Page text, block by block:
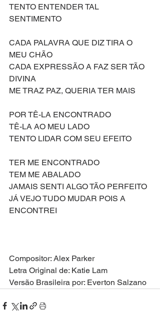
TENTO ENTENDER TAL
SENTIMENTO
CADA PALAVRA QUE DIZ TIRA O
MEU CHÃO
CADA EXPRESSÃO A FAZ SER TÃO
DIVINA
ME TRAZ PAZ, QUERIA TER MAIS
POR TÊ-LA ENCONTRADO
TÊ-LA AO MEU LADO
TENTO LIDAR COM SEU EFEITO
TER ME ENCONTRADO
TEM ME ABALADO
JAMAIS SENTI ALGO TÃO PERFEITO
JÁ VEJO TUDO MUDAR POIS A
ENCONTREI
Compositor: Alex Parker
Letra Original de: Katie Lam
Versão Brasileira por: Everton Salzano